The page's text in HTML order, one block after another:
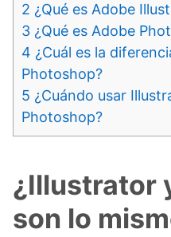
2 ¿Qué es Adobe
3 ¿Qué es Adobe
4 ¿Cuál es la
Photoshop?
5 ¿Cuándo usar
Photoshop?
¿Illustrator
son lo